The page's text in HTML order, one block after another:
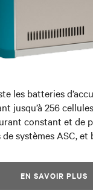
les batteries
jusqu’à 256
constant et de
de systèmes ASC,
EN SAVOIR PLUS